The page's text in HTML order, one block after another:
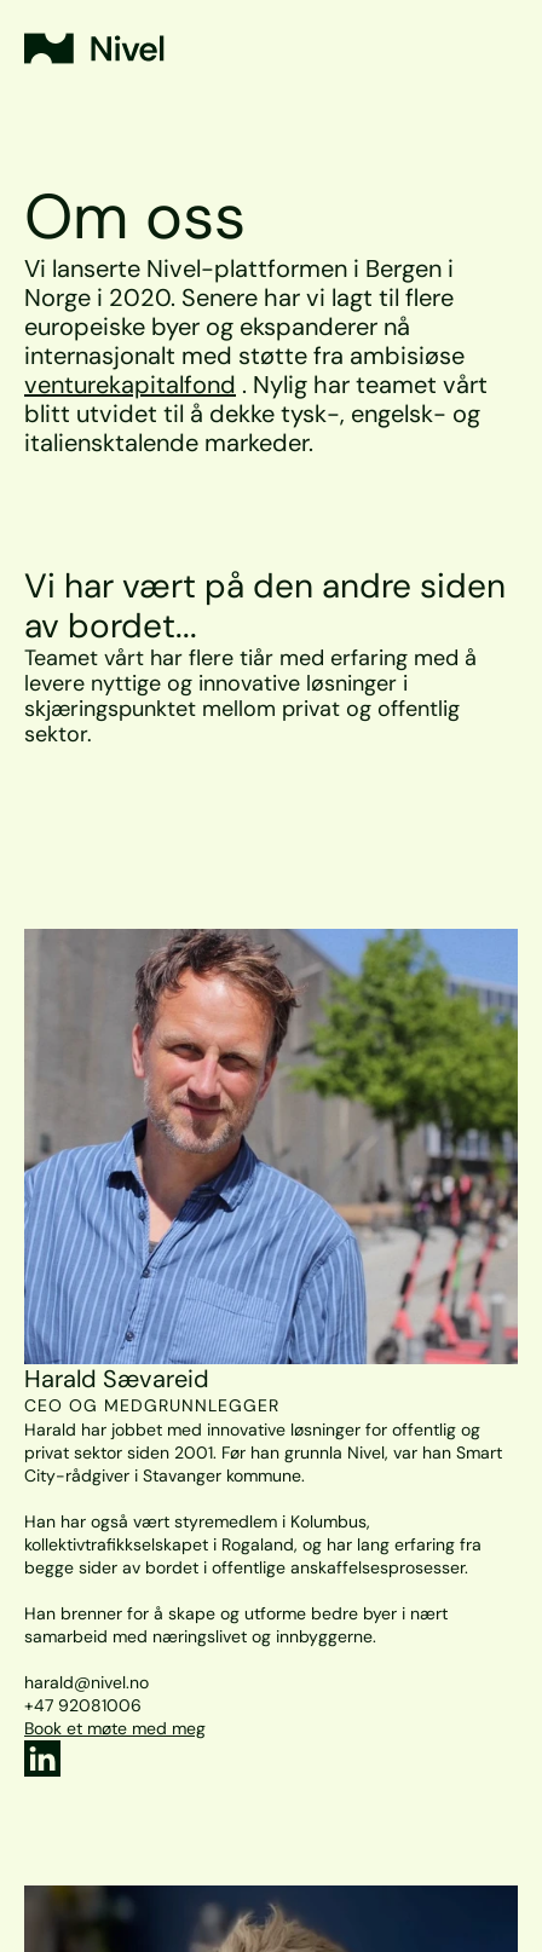
Om oss
Vi lanserte Nivel-plattformen i Bergen i
Norge i 2020. Senere har vi lagt til flere
europeiske byer og ekspanderer nå
venturekapitalfond . Nylig har teamet vårt
blitt utvidet til å dekke tysk-, engelsk- og
italiensktalende markeder.
Vi har vært på den andre siden
av bordet...
Teamet vårt har flere tiår med erfaring med å
levere nyttige og innovative løsninger i
skjæringspunktet mellom privat og offentlig
sektor.
Harald Sævareid
CEO OG MEDGRUNNLEGGER
Harald har jobbet med innovative løsninger for offentlig og
privat sektor siden 2001. Før han grunnla Nivel, var han Smart
City-rådgiver i Stavanger kommune.
Han har også vært styremedlem i Kolumbus,
kollektivtrafikkselskapet i Rogaland, og har lang erfaring fra
begge sider av bordet i offentlige anskaffelsesprosesser.
Han brenner for å skape og utforme bedre byer i nært
samarbeid med næringslivet og innbyggerne.
harald@nivel.no
+47 92081006
Book et møte med meg